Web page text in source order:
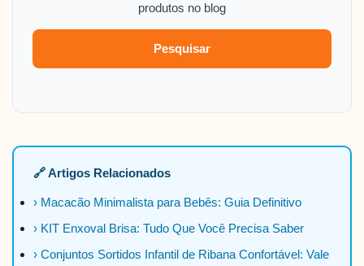
produtos no blog
Pesquisar
🔗 Artigos Relacionados
› Macacão Minimalista para Bebês: Guia Definitivo
› KIT Enxoval Brisa: Tudo Que Você Precisa Saber
› Conjuntos Sortidos Infantil de Ribana Confortável: Vale